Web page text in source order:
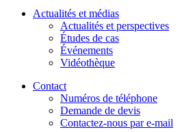
Actualités et médias
Actualités et perspectives
Études de cas
Événements
Vidéothèque
Contact
Numéros de téléphone
Demande de devis
Contactez-nous par e-mail